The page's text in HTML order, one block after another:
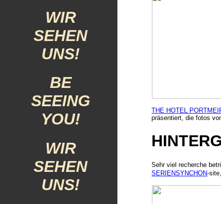
WIR
SEHEN
UNS!
BE
SEEING
YOU!
WIR
SEHEN
UNS!
THE HOTEL
präsentiert,die fotos
Sehr viel recherche
SERIENSYNCHON-